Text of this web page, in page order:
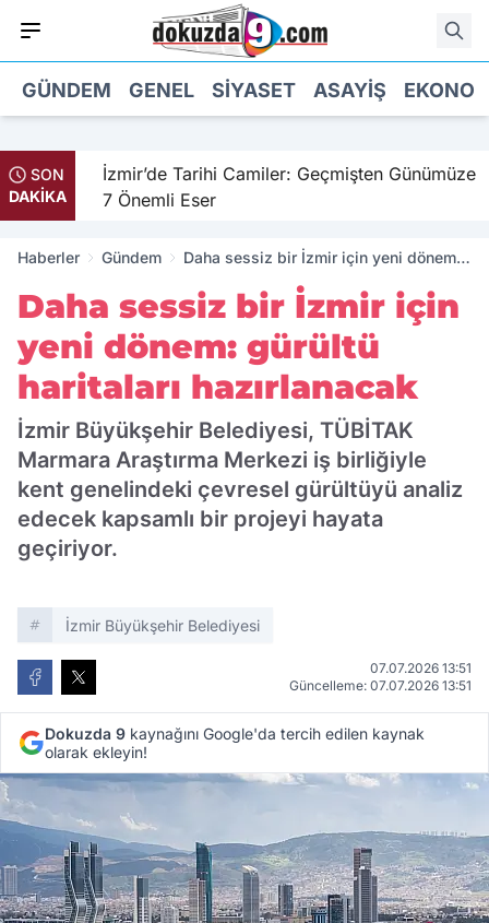
GÜNDEM GENEL SIYASET ASAYIŞ
SON
DAKİKA
İzmir’de Tarihi Camiler: Geçmişten Günümüze
7 Önemli Eser
Haberler Gündem
Daha sessiz bir İzmir için yeni dönem:
Daha sessiz bir İzmir için
yeni dönem: gürültü
haritaları hazırlanacak
İzmir Büyükşehir Belediyesi, TÜBİTAK
Marmara Araştırma Merkezi iş birliğiyle
kent genelindeki çevresel gürültüyü analiz
edecek kapsamlı bir projeyi hayata
geçiriyor.
İzmir Büyükşehir Belediyesi
07.07.2026 13:51
Güncelleme: 07.07.2026 13:51
Dokuzda 9 kaynağını Google'da tercih edilen kaynak
olarak ekleyin!